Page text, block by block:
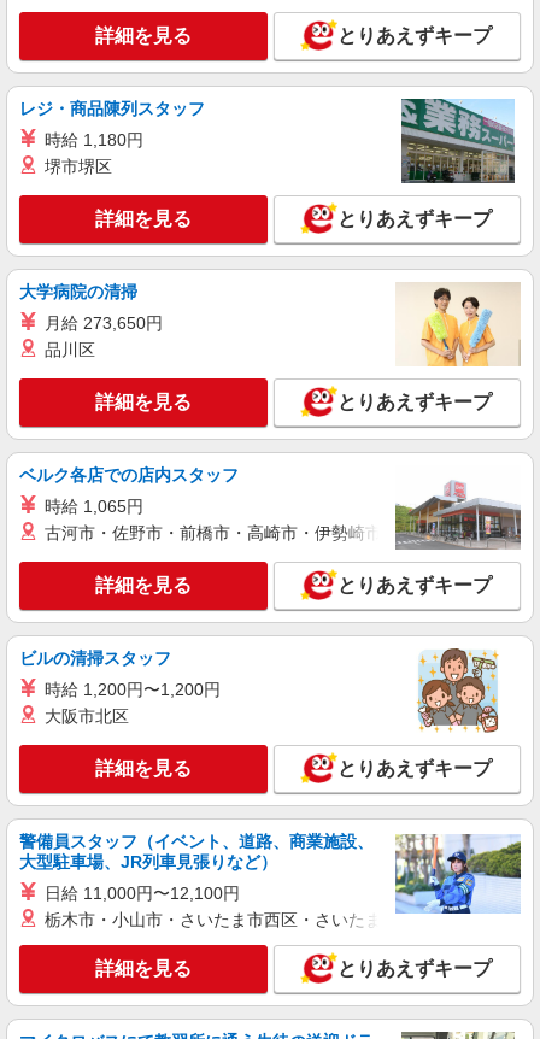
詳細を見る とりあえずキープ
レジ・商品陳列スタッフ
時給 1,180円
堺市堺区
詳細を見る とりあえずキープ
大学病院の清掃
月給 273,650円
品川区
詳細を見る とりあえずキープ
ベルク各店での店内スタッフ
時給 1,065円
古河市・佐野市・前橋市・高崎市・伊勢崎市・太田市・館林市
詳細を見る とりあえずキープ
ビルの清掃スタッフ
時給 1,200円〜1,200円
大阪市北区
詳細を見る とりあえずキープ
警備員スタッフ（イベント、道路、商業施設、
大型駐車場、JR列車見張りなど）
日給 11,000円〜12,100円
栃木市・小山市・さいたま市西区・さいたま市岩槻区・久喜市・
詳細を見る とりあえずキープ